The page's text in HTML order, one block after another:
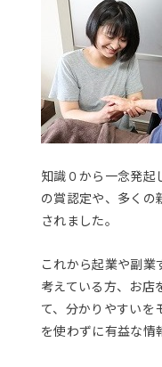
知識０から一念発起
の賞認定や、多くの
されました。
これから起業や副業
考えている方、お店
て、分かりやすいを
を使わずに有益な情